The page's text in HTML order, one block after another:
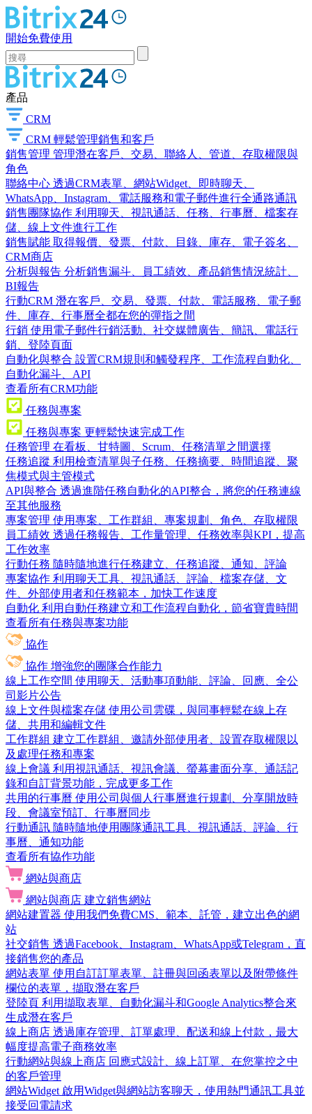
開始免費使用
產品
CRM
CRM 輕鬆管理銷售和客戶
銷售管理 管理潛在客戶、交易、聯絡人、管道、存取權限與
角色
聯絡中心 透過CRM表單、網站Widget、即時聊天、
WhatsApp、Instagram、電話服務和電子郵件進行全通路通訊
銷售團隊協作 利用聊天、視訊通話、任務、行事曆、檔案存
儲、線上文件進行工作
銷售賦能 取得報價、發票、付款、目錄、庫存、電子簽名、
CRM商店
分析與報告 分析銷售漏斗、員工績效、產品銷售情況統計、
BI報告
行動CRM 潛在客戶、交易、發票、付款、電話服務、電子郵
件、庫存、行事曆全都在您的彈指之間
行銷 使用電子郵件行銷活動、社交媒體廣告、簡訊、電話行
銷、登陸頁面
自動化與整合 設置CRM規則和觸發程序、工作流程自動化、
自動化漏斗、API
查看所有CRM功能
任務與專案
任務與專案 更輕鬆快速完成工作
任務管理 在看板、甘特圖、Scrum、任務清單之間選擇
任務追蹤 利用檢查清單與子任務、任務摘要、時間追蹤、聚
焦模式與主管模式
API與整合 透過進階任務自動化的API整合，將您的任務連線
至其他服務
專案管理 使用專案、工作群組、專案規劃、角色、存取權限
員工績效 透過任務報告、工作量管理、任務效率與KPI，提高
工作效率
行動任務 隨時隨地進行任務建立、任務追蹤、通知、評論
專案協作 利用聊天工具、視訊通話、評論、檔案存儲、文
件、外部使用者和任務範本，加快工作速度
自動化 利用自動任務建立和工作流程自動化，節省寶貴時間
查看所有任務與專案功能
協作
協作 增強您的團隊合作能力
線上工作空間 使用聊天、活動事項動能、評論、回應、全公
司影片公告
線上文件與檔案存儲 使用公司雲碟，與同事輕鬆在線上存
儲、共用和編輯文件
工作群組 建立工作群組、邀請外部使用者、設置存取權限以
及處理任務和專案
線上會議 利用視訊通話、視訊會議、螢幕畫面分享、通話記
錄和自訂背景功能，完成更多工作
共用的行事曆 使用公司與個人行事曆進行規劃、分享開放時
段、會議室預訂、行事曆同步
行動通訊 隨時隨地使用團隊通訊工具、視訊通話、評論、行
事曆、通知功能
查看所有協作功能
網站與商店
網站與商店 建立銷售網站
網站建置器 使用我們免費CMS、範本、託管，建立出色的網
站
社交銷售 透過Facebook、Instagram、WhatsApp或Telegram，直
接銷售您的產品
網站表單 使用自訂訂單表單、註冊與回函表單以及附帶條件
欄位的表單，擷取潛在客戶
登陸頁 利用擷取表單、自動化漏斗和Google Analytics整合來
生成潛在客戶
線上商店 透過庫存管理、訂單處理、配送和線上付款，最大
幅度提高電子商務效率
行動網站與線上商店 回應式設計、線上訂單、在您掌控之中
的客戶管理
網站Widget 啟用Widget與網站訪客聊天，使用熱門通訊工具並
接受回電請求